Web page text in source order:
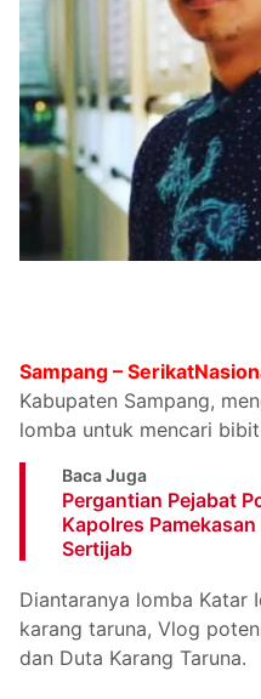
Sampang –
Kabupaten Sampang,
lomba untuk mencari
Baca Juga
Pergantian Pejabat
Kapolres
Sertijab
Diantaranya lomba Katar
karang taruna, Vlog
dan Duta Karang Taruna.